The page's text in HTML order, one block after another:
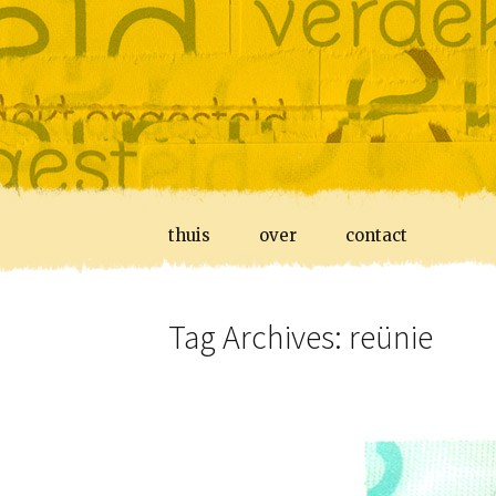
Skip
content
thuis over contact
Tag Archives: reünie